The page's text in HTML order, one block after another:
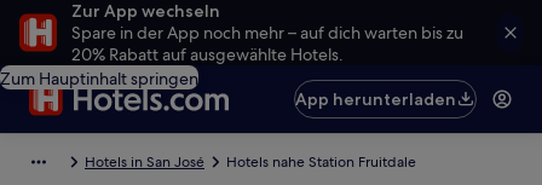
Zur App wechseln
Spare in der App noch mehr – auf dich warten bis zu
20% Rabatt auf ausgewählte Hotels.
Zum Hauptinhalt springen
App herunterladen
Hotels in San José Hotels nahe Station Fruitdale